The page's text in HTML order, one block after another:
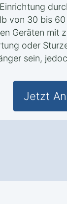
von 30 bis
Geräten mit
oder
sein,
Jetzt